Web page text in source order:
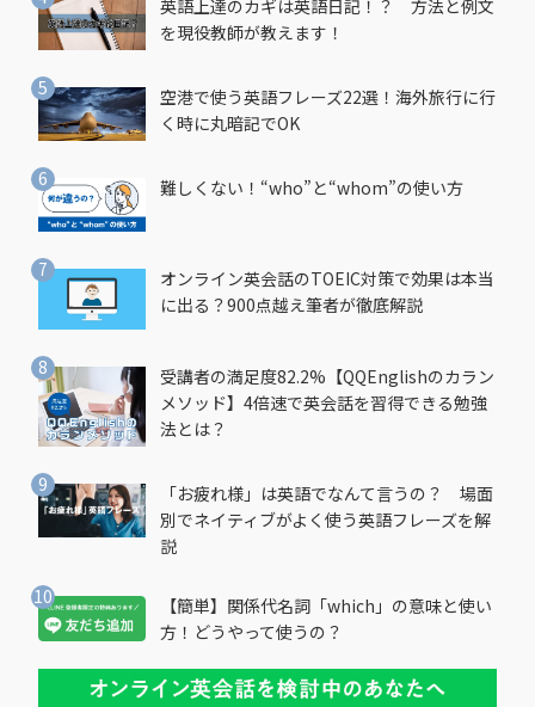
英語上達のカギは英語日記！？ 方法と例文
を現役教師が教えます！
空港で使う英語フレーズ22選！海外旅行に行
く時に丸暗記でOK
難しくない！“who”と“whom”の使い方
オンライン英会話のTOEIC対策で効果は本当
に出る？900点越え筆者が徹底解説
受講者の満足度82.2%【QQEnglishのカラン
メソッド】4倍速で英会話を習得できる勉強
法とは？
「お疲れ様」は英語でなんて言うの？ 場面
別でネイティブがよく使う英語フレーズを解
説
【簡単】関係代名詞「which」の意味と使い
方！どうやって使うの？